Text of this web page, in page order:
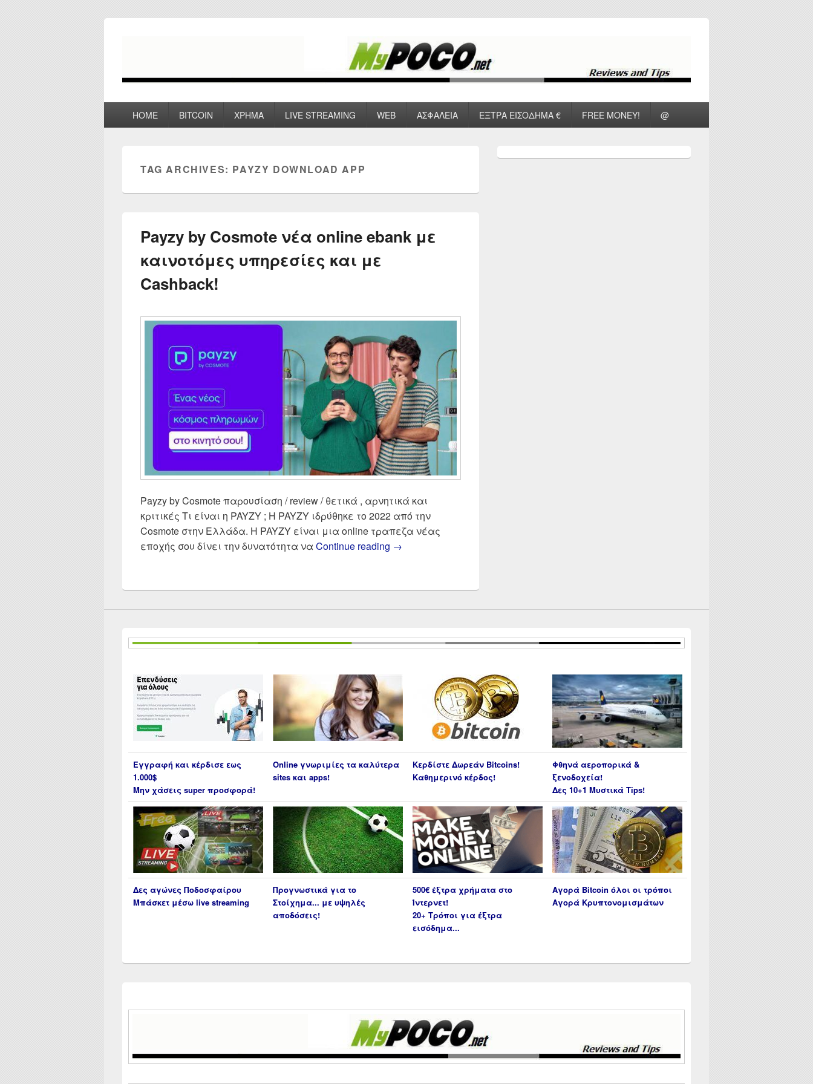
HOME BITCOIN ΧΡΗΜΑ LIVE STREAMING WEB ΑΣΦΑΛΕΙΑ ΕΞΤΡΑ ΕΙΣΟΔΗΜΑ € FREE MONEY! @
TAG ARCHIVES: PAYZY DOWNLOAD APP
Payzy by Cosmote νέα online ebank με
καινοτόμες υπηρεσίες και με
Cashback!
Payzy by Cosmote παρουσίαση / review / θετικά , αρνητικά και
κριτικές Τι είναι η PAYZY ; Η PAYZY ιδρύθηκε το 2022 από την
Cosmote στην Ελλάδα. Η PAYZY είναι μια online τραπεζα νέας
εποχής σου δίνει την δυνατότητα να Continue reading Payzy by Cosmote νέα online ebank με καινοτόμες υπηρεσίες και με Cashback!
→
Sidebar
Εγγραφή και κέρδισε εως
1.000$
Μην χάσεις super προσφορά!
Online γνωριμίες τα καλύτερα
sites και apps!
Κερδίστε Δωρεάν Bitcoins!
Καθημερινό κέρδος!
Φθηνά αεροπορικά &
ξενοδοχεία!
Δες 10+1 Μυστικά Tips!
Δες αγώνες Ποδοσφαίρου
Μπάσκετ μέσω live streaming
Προγνωστικά για το
Στοίχημα... με υψηλές
αποδόσεις!
500€ έξτρα χρήματα στο
Ίντερνετ!
20+ Τρόποι για έξτρα
εισόδημα...
Αγορά Bitcoin όλοι οι τρόποι
Αγορά Κρυπτονομισμάτων